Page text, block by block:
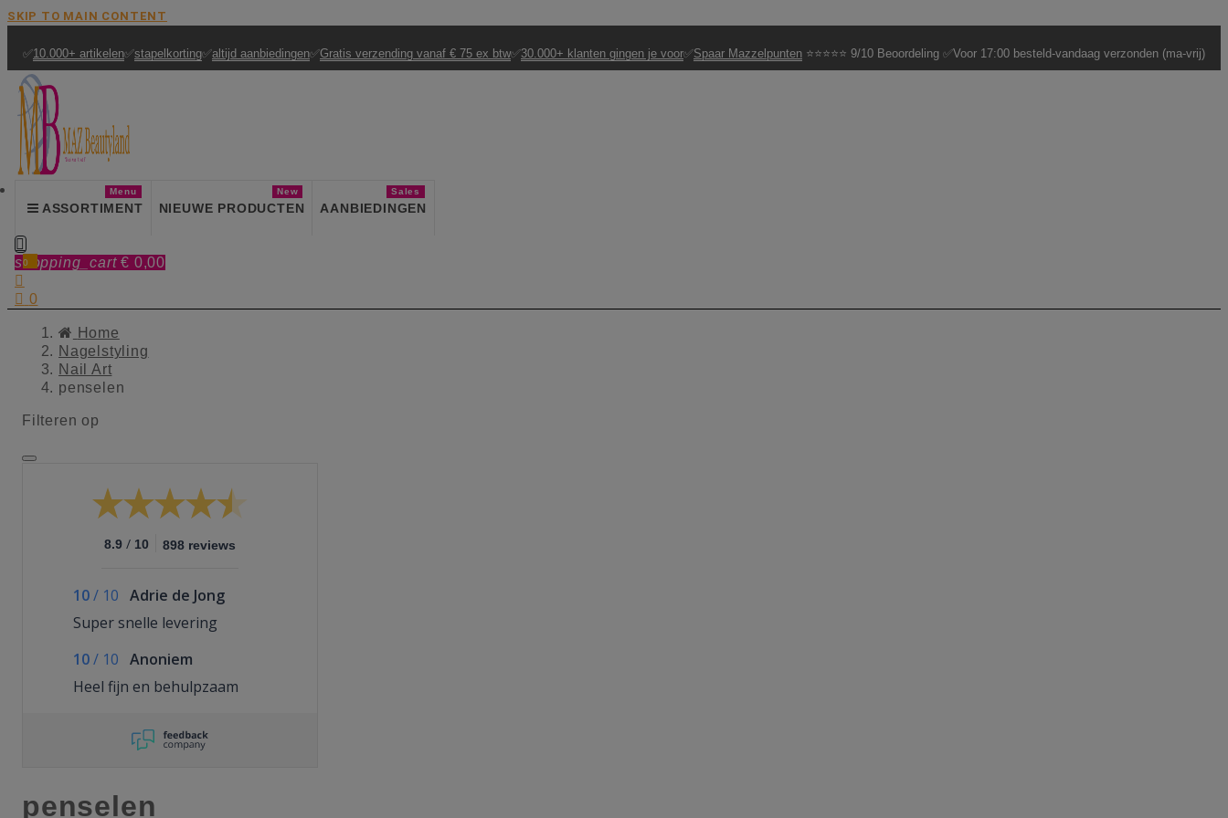
SKIP TO MAIN CONTENT
✅10.000+ artikelen✅stapelkorting✅altijd aanbiedingen✅Gratis verzending vanaf € 75 ex btw✅30.000+ klanten gingen je voor✅Spaar Mazzelpunten ⭐⭐⭐⭐⭐ 9/10 Beoordeling ✅Voor 17:00 besteld-vandaag verzonden (ma-vrij)
ASSORTIMENT
Menu
NIEUWE PRODUCTEN
New
AANBIEDINGEN
Sales

shopping_cart € 0,00
0

 0
Home
Nagelstyling
Nail Art
penselen
Filteren op
8.9 / 10 898 reviews
10/ 10 Adrie de Jong
Super snelle levering
10/ 10 Anoniem
Heel fijn en behulpzaam
penselen